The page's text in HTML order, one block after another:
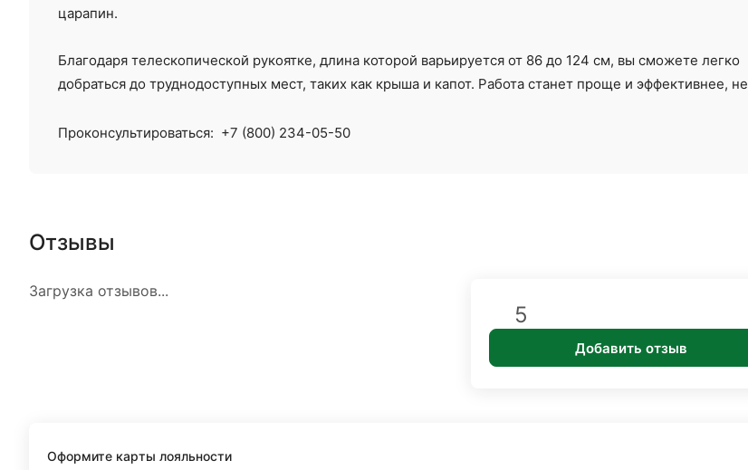
царапин.
Благодаря телескопической рукоятке, длина которой варьируется от 86 до 124 см, вы сможете легко
добраться до труднодоступных мест, таких как крыша и капот. Работа станет проще и эффективнее, не
Проконсультироваться: +7 (800) 234-05-50
Отзывы
Загрузка отзывов...
5
Добавить отзыв
Оформите карты лояльности